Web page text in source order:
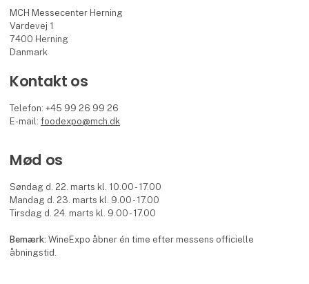
MCH Messecenter Herning
Vardevej 1
7400 Herning
Danmark
Kontakt os
Telefon: +45 99 26 99 26
E-mail:foodexpo@mch.dk
Mød os
Søndag d. 22. marts kl. 10.00 - 17.00
Mandag d. 23. marts kl. 9.00 - 17.00
Tirsdag d. 24. marts kl. 9.00 - 17.00
Bemærk:WineExpo åbner én time efter messens officielle
åbningstid.